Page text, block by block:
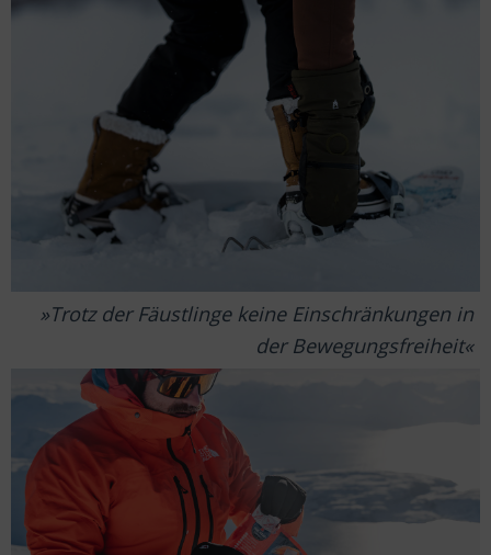
Trotz der Fäustlinge keine Einschränkungen in
der Bewegungsfreiheit